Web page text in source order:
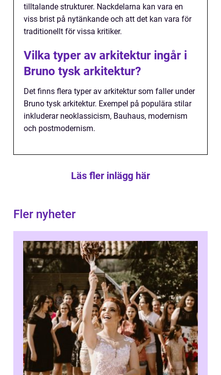
tilltalande strukturer. Nackdelarna kan vara en
viss brist på nytänkande och att det kan vara för
traditionellt för vissa kritiker.
Vilka typer av arkitektur ingår i
Bruno tysk arkitektur?
Det finns flera typer av arkitektur som faller under
Bruno tysk arkitektur. Exempel på populära stilar
inkluderar neoklassicism, Bauhaus, modernism
och postmodernism.
Läs fler inlägg här
Fler nyheter